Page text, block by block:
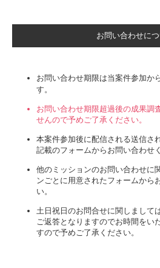
お問い合わせに
お問い合わせ期限は当案件参加か
す。
お問い合わせ期限超過後の成果調
せんので予めご了承ください。
本案件参加後に配信される送信さ
記載のフォームからお問い合わせ
他のミッションのお問い合わせに
ンごとに用意されたフォームから
い。
土日祝日のお問合せに関しまして
ご返答となりますのでお時間をい
すので予めご了承ください。